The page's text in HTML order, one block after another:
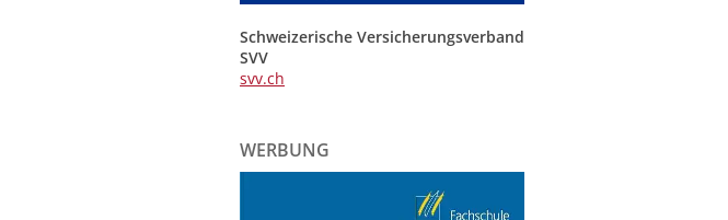
Schweizerische Versicherungsverband
SVV
svv.ch
WERBUNG